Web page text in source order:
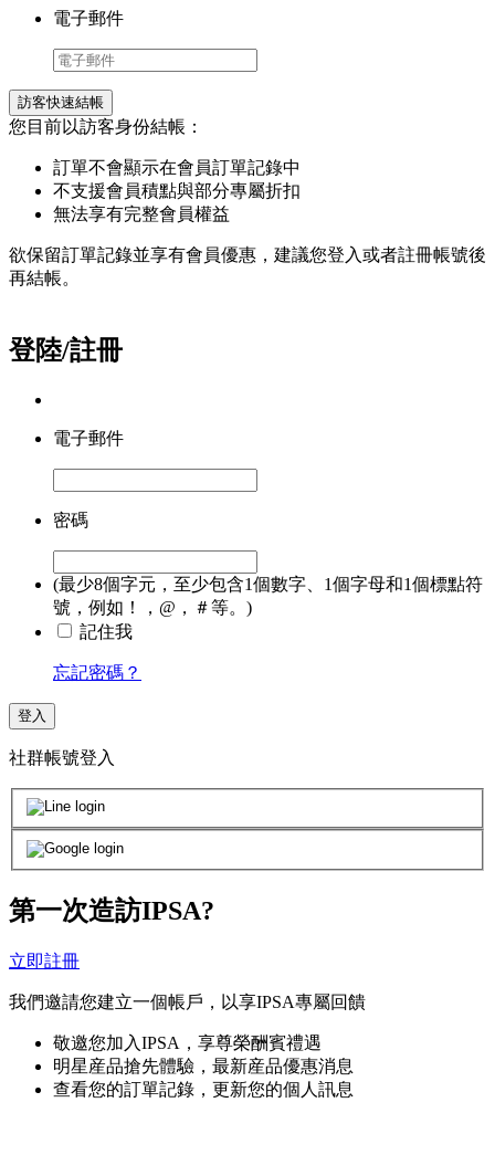
電子郵件
訪客快速結帳
您目前以訪客身份結帳：
訂單不會顯示在會員訂單記錄中
不支援會員積點與部分專屬折扣
無法享有完整會員權益
欲保留訂單記錄並享有會員優惠，建議您登入或者註冊帳號後
再結帳。
登陸/註冊
電子郵件
密碼
(最少8個字元，至少包含1個數字、1個字母和1個標點符
號，例如！，@，＃等。)
記住我
忘記密碼？
登入
社群帳號登入
第一次造訪IPSA?
立即註冊
我們邀請您建立一個帳戶，以享IPSA專屬回饋
敬邀您加入IPSA，享尊榮酬賓禮遇
明星産品搶先體驗，最新産品優惠消息
查看您的訂單記錄，更新您的個人訊息